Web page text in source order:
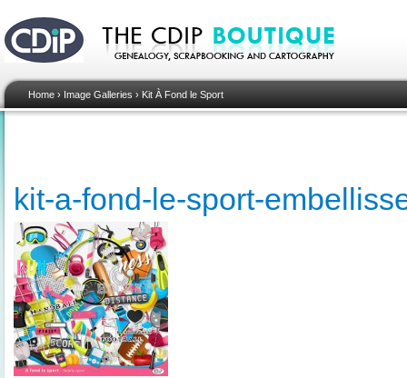
Home › Image Galleries › Kit À Fond le Sport
kit-a-fond-le-sport-